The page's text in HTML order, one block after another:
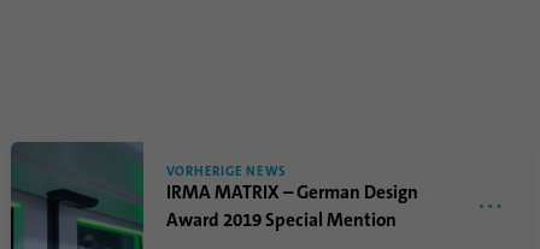
VORHERIGE NEWS
IRMA MATRIX – German Design
Award 2019 Special Mention
li_gc
Anbieter .linkedin.com